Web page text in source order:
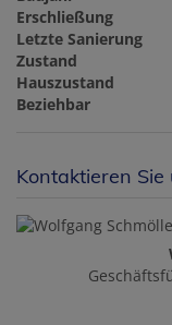
Erschließung
Letzte Sanierung
Zustand
Hauszustand
Beziehbar
Kontaktieren Sie